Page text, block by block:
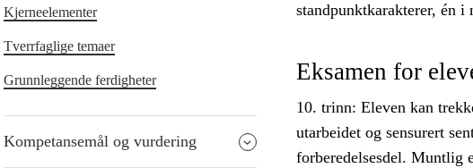
Kjerneelementer
Tverrfaglige temaer
Grunnleggende ferdigheter
Kompetansemål og vurdering
standpunktkarakterer, én
Eksamen for
10. trinn: Eleven kan
utarbeidet og sensurert
forberedelsesdel. Muntlig